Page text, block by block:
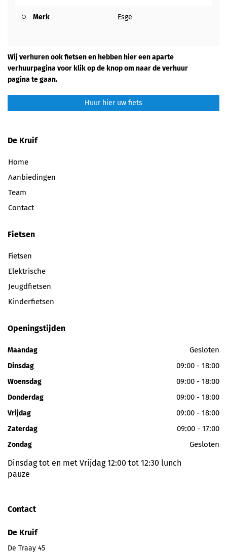
Merk Esge
Wij verhuren ook fietsen en hebben hier een aparte
verhuurpagina voor klik op de knop om naar de verhuur
pagina te gaan.
Huur hier uw fiets
De Kruif
Home
Aanbiedingen
Team
Contact
Fietsen
Fietsen
Elektrische
Jeugdfietsen
Kinderfietsen
Openingstijden
Maandag Gesloten
Dinsdag 09:00 - 18:00
Woensdag 09:00 - 18:00
Donderdag 09:00 - 18:00
Vrijdag 09:00 - 18:00
Zaterdag 09:00 - 17:00
Zondag Gesloten
Dinsdag tot en met Vrijdag 12:00 tot 12:30 lunch
pauze
Contact
De Kruif
De Traay 45